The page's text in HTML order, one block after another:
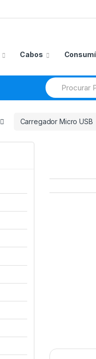
Cabos
Procurar
por:
Carregador Micro USB